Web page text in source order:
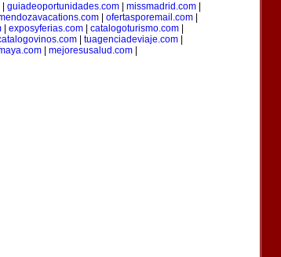
guiadeoportunidades.com missmadrid.com
| ofertasporemail.com|
exposyferias.com catalogoturismo.com
| tuagenciadeviaje.com|
mejoresusalud.com